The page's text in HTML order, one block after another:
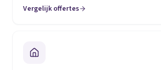
Vergelijk offertes
(opent in een nieuw tabblad)